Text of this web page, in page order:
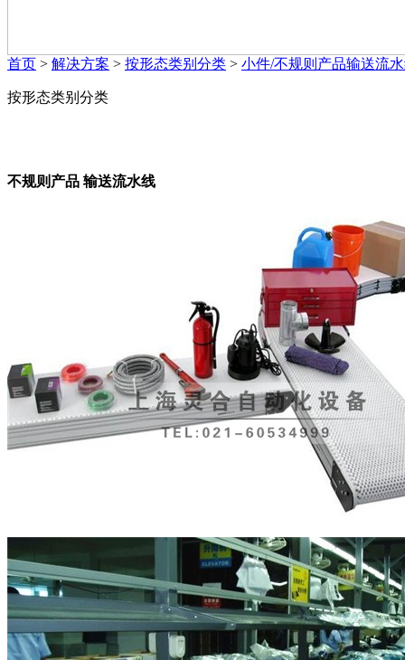
首页 > 解决方案 > 按形态类别分类 > 小件/不规则产品输送流
按形态类别分类
不规则产品 输送流水线